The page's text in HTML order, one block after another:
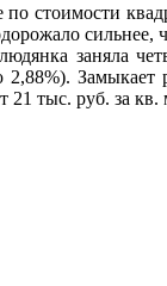
стоимости
сильнее,
заняла
Замыкает
21 тыс. руб. за кв.